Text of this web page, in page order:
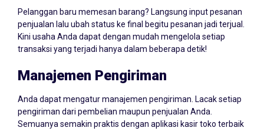
Pelanggan baru memesan barang? Langsung input pesanan
penjualan lalu ubah status ke final begitu pesanan jadi terjual.
Kini usaha Anda dapat dengan mudah mengelola setiap
transaksi yang terjadi hanya dalam beberapa detik!
Manajemen Pengiriman
Anda dapat mengatur manajemen pengiriman. Lacak setiap
pengiriman dari pembelian maupun penjualan Anda.
Semuanya semakin praktis dengan aplikasi kasir toko terbaik